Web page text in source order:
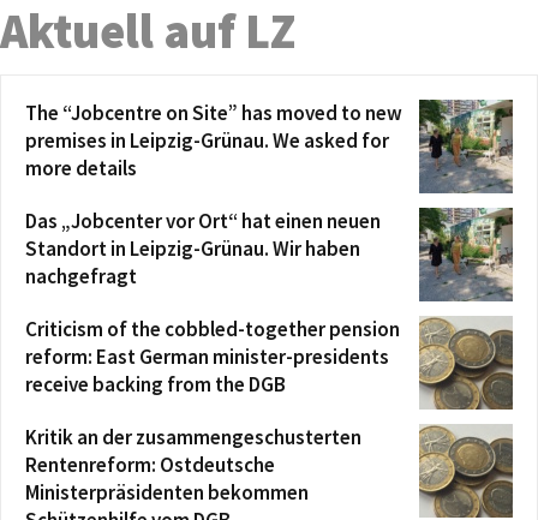
Aktuell auf LZ
The “Jobcentre on Site” has moved to new
premises in Leipzig-Grünau. We asked for
more details
Das „Jobcenter vor Ort“ hat einen neuen
Standort in Leipzig-Grünau. Wir haben
nachgefragt
Criticism of the cobbled-together pension
reform: East German minister-presidents
receive backing from the DGB
Kritik an der zusammengeschusterten
Rentenreform: Ostdeutsche
Ministerpräsidenten bekommen